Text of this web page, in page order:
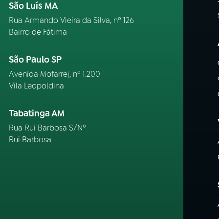
São Luís MA
Rua Armando Vieira da Silva, nº 126
Bairro de Fátima
São Paulo SP
Avenida Mofarrej, nº 1.200
Vila Leopoldina
Tabatinga AM
Rua Rui Barbosa S/Nº
Rui Barbosa